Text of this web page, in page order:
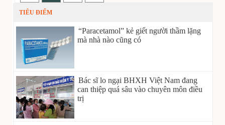
TIÊU ĐIỂM
“Paracetamol” kẻ giết người thầm lặng
mà nhà nào cũng có
Bác sĩ lo ngại BHXH Việt Nam đang
can thiệp quá sâu vào chuyên môn điều
trị